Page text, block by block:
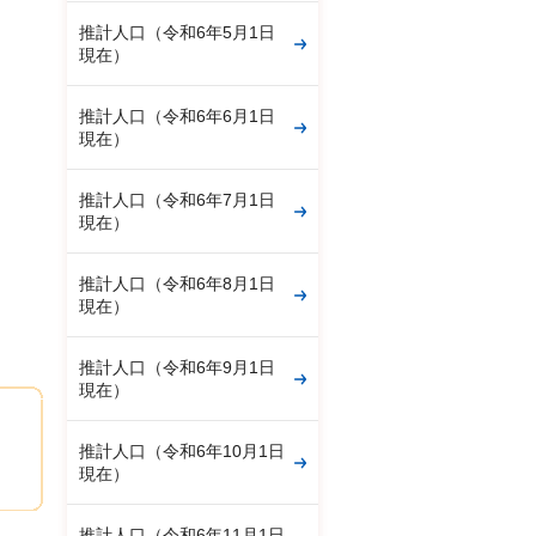
推計人口（令和6年5月1日
現在）
推計人口（令和6年6月1日
現在）
推計人口（令和6年7月1日
現在）
推計人口（令和6年8月1日
現在）
推計人口（令和6年9月1日
現在）
推計人口（令和6年10月1日
現在）